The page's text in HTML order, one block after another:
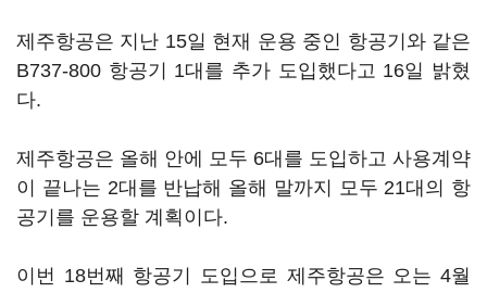
제주항공은 지난 15일 현재 운용 중인 항공기와 같은
B737-800 항공기 1대를 추가 도입했다고 16일 밝혔
다.
제주항공은 올해 안에 모두 6대를 도입하고 사용계약
이 끝나는 2대를 반납해 올해 말까지 모두 21대의 항
공기를 운용할 계획이다.
이번 18번째 항공기 도입으로 제주항공은 오는 4월